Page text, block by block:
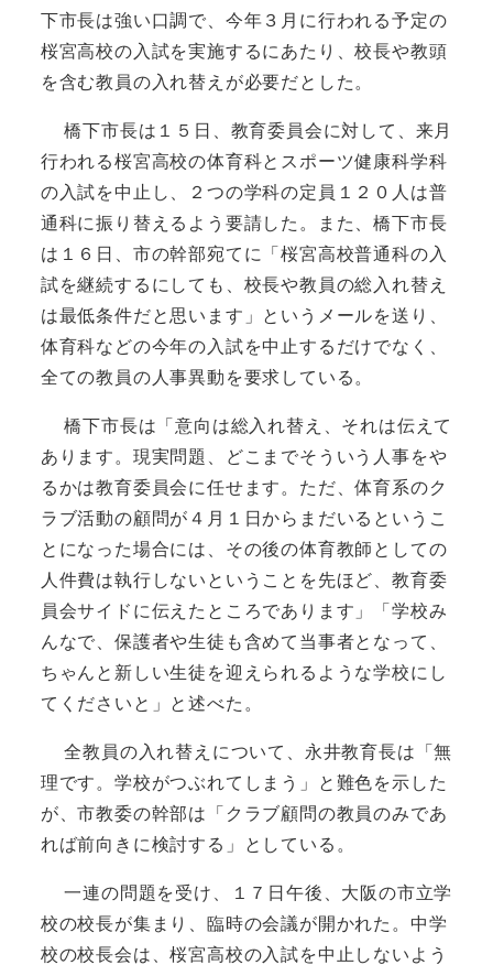
下市長は強い口調で、今年３月に行われる予定の
桜宮高校の入試を実施するにあたり、校長や教頭
を含む教員の入れ替えが必要だとした。
橋下市長は１５日、教育委員会に対して、来月
行われる桜宮高校の体育科とスポーツ健康科学科
の入試を中止し、２つの学科の定員１２０人は普
通科に振り替えるよう要請した。また、橋下市長
は１６日、市の幹部宛てに「桜宮高校普通科の入
試を継続するにしても、校長や教員の総入れ替え
は最低条件だと思います」というメールを送り、
体育科などの今年の入試を中止するだけでなく、
全ての教員の人事異動を要求している。
橋下市長は「意向は総入れ替え、それは伝えて
あります。現実問題、どこまでそういう人事をや
るかは教育委員会に任せます。ただ、体育系のク
ラブ活動の顧問が４月１日からまだいるというこ
とになった場合には、その後の体育教師としての
人件費は執行しないということを先ほど、教育委
員会サイドに伝えたところであります」「学校み
んなで、保護者や生徒も含めて当事者となって、
ちゃんと新しい生徒を迎えられるような学校にし
てくださいと」と述べた。
全教員の入れ替えについて、永井教育長は「無
理です。学校がつぶれてしまう」と難色を示した
が、市教委の幹部は「クラブ顧問の教員のみであ
れば前向きに検討する」としている。
一連の問題を受け、１７日午後、大阪の市立学
校の校長が集まり、臨時の会議が開かれた。中学
校の校長会は、桜宮高校の入試を中止しないよう